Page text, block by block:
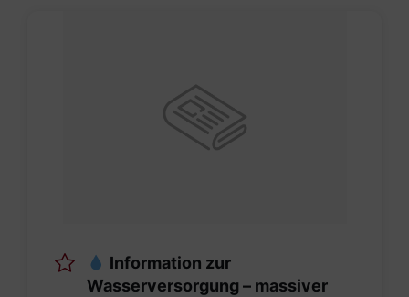
Information zur
Wasserversorgung – massiver